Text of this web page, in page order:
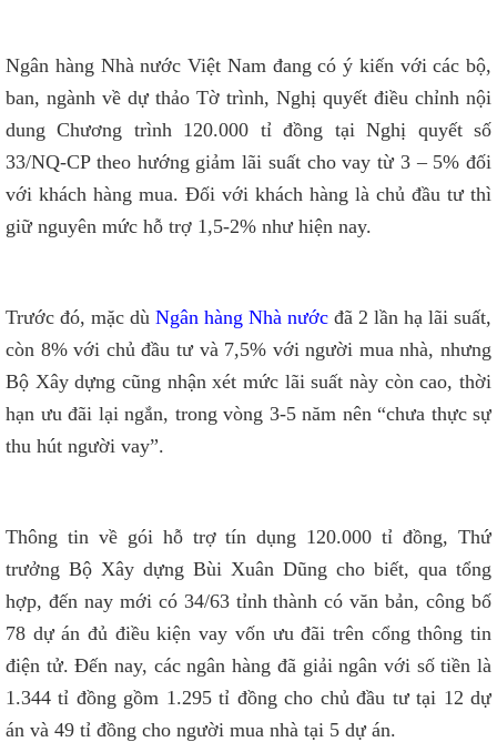
NỘI
NAI
TÀU
Ngân hàng Nhà nước Việt Nam đang có ý kiến với các bộ,
ban, ngành về dự thảo Tờ trình, Nghị quyết điều chỉnh nội
dung Chương trình 120.000 tỉ đồng tại Nghị quyết số
33/NQ-CP theo hướng giảm lãi suất cho vay từ 3 – 5% đối
với khách hàng mua. Đối với khách hàng là chủ đầu tư thì
giữ nguyên mức hỗ trợ 1,5-2% như hiện nay.
Trước đó, mặc dù Ngân hàng Nhà nước đã 2 lần hạ lãi suất,
còn 8% với chủ đầu tư và 7,5% với người mua nhà, nhưng
Bộ Xây dựng cũng nhận xét mức lãi suất này còn cao, thời
hạn ưu đãi lại ngắn, trong vòng 3-5 năm nên “chưa thực sự
thu hút người vay”.
Thông tin về gói hỗ trợ tín dụng 120.000 tỉ đồng, Thứ
trưởng Bộ Xây dựng Bùi Xuân Dũng cho biết, qua tổng
hợp, đến nay mới có 34/63 tỉnh thành có văn bản, công bố
78 dự án đủ điều kiện vay vốn ưu đãi trên cổng thông tin
điện tử. Đến nay, các ngân hàng đã giải ngân với số tiền là
1.344 tỉ đồng gồm 1.295 tỉ đồng cho chủ đầu tư tại 12 dự
án và 49 tỉ đồng cho người mua nhà tại 5 dự án.